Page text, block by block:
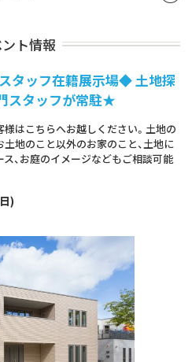
ト情報
タッフ在籍展示場◆ 土地探
スタッフが常駐★
はこちらへお越しください。土地の
地のこと以外のお家のこと、土地に
ス、お庭のイメージなどもご相談可能
)